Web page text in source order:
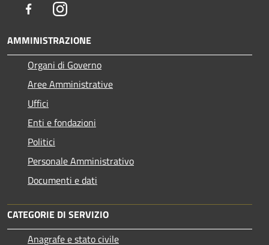
FacebookInstagram
AMMINISTRAZIONE
Organi di Governo
Aree Amministrative
Uffici
Enti e fondazioni
Politici
Personale Amministrativo
Documenti e dati
CATEGORIE DI SERVIZIO
Anagrafe e stato civile